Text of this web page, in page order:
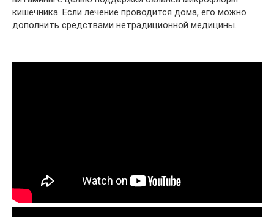
кишечника. Если лечение проводится дома, его можно
дополнить средствами нетрадиционной медицины.